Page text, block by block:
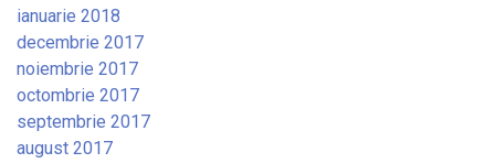
ianuarie 2018
decembrie 2017
noiembrie 2017
octombrie 2017
septembrie 2017
august 2017